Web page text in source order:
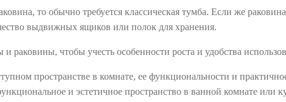
то обычно требуется классическая тумба. Если же
выдвижных ящиков или полок для хранения.
чтобы учесть особенности роста и удобства
пространстве в комнате, ее функциональности и
и эстетичное пространство в ванной комнате или